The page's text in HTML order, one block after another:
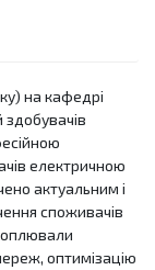
на кафедрі
здобувачів
електричною
актуальним і
споживачів
оптимізацію